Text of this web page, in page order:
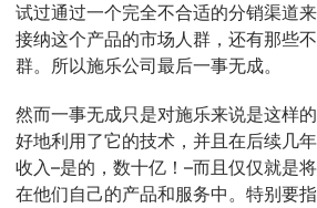
试过通过一个完全不合适的分销渠道
接纳这个产品的市场人群，还有那些
群。所以施乐公司最后一事无成。
然而一事无成只是对施乐来说是这样
好地利用了它的技术，并且在后续几
收入–是的，数十亿！–而且仅仅就是
在他们自己的产品和服务中。特别要